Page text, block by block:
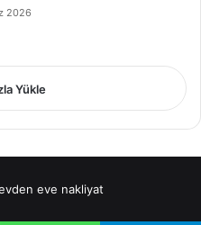
2026
Yükle
eve nakliyat